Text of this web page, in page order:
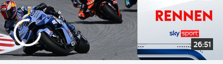
26:51